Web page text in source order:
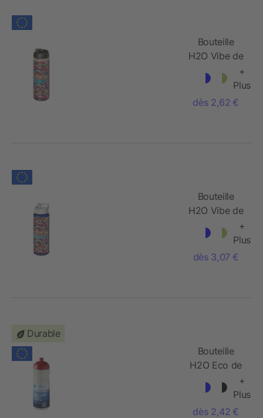
Bouteille
H2O Vibe de
couvercle à
clapet -
+
Plus
dès 2,62 €
Bouteille
H2O Vibe de
paille - 850
ml
+
Plus
dès 3,07 €
Durable
Bouteille
H2O Eco de
couvercle
dôme -
+
Plus
dès 2,42 €